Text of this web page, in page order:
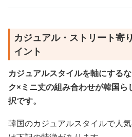
カジュアル・ストリート寄
イント
カジュアルスタイルを軸にする
ク×ミニ丈の組み合わせが韓国
択です。
韓国のカジュアルスタイルで人